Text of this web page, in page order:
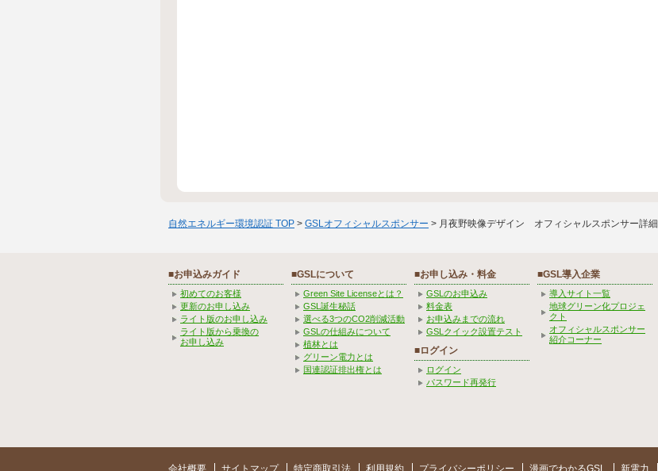
自然エネルギー環境認証 TOP > GSLオフィシャルスポンサー > 月夜野映像デザイン オフィシャルスポンサー詳細
■お申込みガイド
初めてのお客様
更新のお申し込み
ライト版のお申し込み
ライト版から乗換の
お申し込み
■GSLについて
Green Site Licenseとは？
GSL誕生秘話
選べる3つのCO2削減活動
GSLの仕組みについて
植林とは
グリーン電力とは
国連認証排出権とは
■お申し込み・料金
GSLのお申込み
料金表
お申込みまでの流れ
GSLクイック設置テスト
■ログイン
ログイン
パスワード再発行
■GSL導入企業
導入サイト一覧
地球グリーン化プロジェ
クト
オフィシャルスポンサー
紹介コーナー
会社概要 サイトマップ 特定商取引法 利用規約 プライバシーポリシー 漫画でわかるGSL 新電力